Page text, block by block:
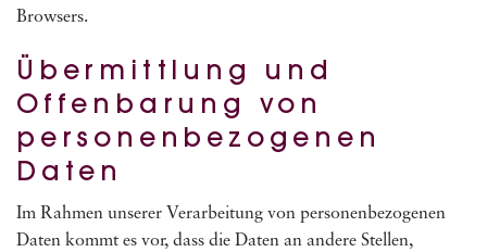
Browsers.
Übermittlung und
Offenbarung von
personenbezogenen
Daten
Im Rahmen unserer Verarbeitung von personenbezogenen
Daten kommt es vor, dass die Daten an andere Stellen,